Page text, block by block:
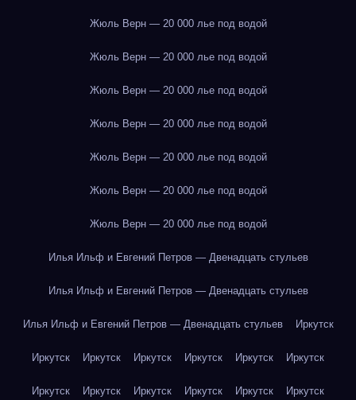
Жюль Верн — 20 000 лье под водой
Жюль Верн — 20 000 лье под водой
Жюль Верн — 20 000 лье под водой
Жюль Верн — 20 000 лье под водой
Жюль Верн — 20 000 лье под водой
Жюль Верн — 20 000 лье под водой
Жюль Верн — 20 000 лье под водой
Илья Ильф и Евгений Петров — Двенадцать стульев
Илья Ильф и Евгений Петров — Двенадцать стульев
Илья Ильф и Евгений Петров — Двенадцать стульев Иркутск
Иркутск Иркутск Иркутск Иркутск Иркутск Иркутск
Иркутск Иркутск Иркутск Иркутск Иркутск Иркутск